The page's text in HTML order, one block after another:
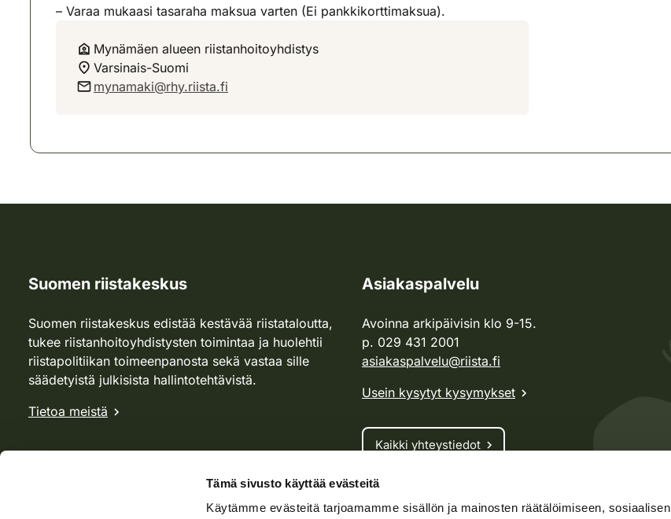
Tämä sivusto käyttää evästeitä
Käytämme evästeitä tarjoamamme sisällön ja mainosten räätälöimiseen,
– Varaa mukaasi tasaraha maksua varten (Ei pankkikorttimaksua).
Mynämäen alueen riistanhoitoyhdistys
Varsinais-Suomi
mynamaki@rhy.riista.fi
Suomen riistakeskus
Suomen riistakeskus edistää kestävää riistataloutta,
tukee riistanhoitoyhdistysten toimintaa ja huolehtii
riistapolitiikan toimeenpanosta sekä vastaa sille
säädetyistä julkisista hallintotehtävistä.
Tietoa meistä
Asiakaspalvelu
Avoinna arkipäivisin klo 9-15.
p. 029 431 2001
asiakaspalvelu@riista.fi
Usein kysytyt kysymykset
Kaikki yhteystiedot
Metsästyskortti-asiat